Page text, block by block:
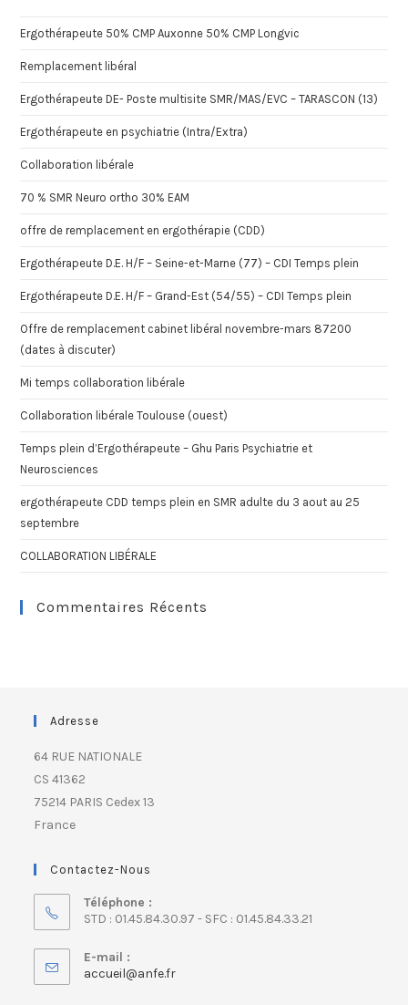
Ergothérapeute 50% CMP Auxonne 50% CMP Longvic
Remplacement libéral
Ergothérapeute DE- Poste multisite SMR/MAS/EVC – TARASCON (13)
Ergothérapeute en psychiatrie (Intra/Extra)
Collaboration libérale
70 % SMR Neuro ortho 30% EAM
offre de remplacement en ergothérapie (CDD)
Ergothérapeute D.E. H/F – Seine-et-Marne (77) – CDI Temps plein
Ergothérapeute D.E. H/F – Grand-Est (54/55) – CDI Temps plein
Offre de remplacement cabinet libéral novembre-mars 87200
(dates à discuter)
Mi temps collaboration libérale
Collaboration libérale Toulouse (ouest)
Temps plein d’Ergothérapeute – Ghu Paris Psychiatrie et
Neurosciences
ergothérapeute CDD temps plein en SMR adulte du 3 aout au 25
septembre
COLLABORATION LIBÉRALE
Commentaires Récents
Adresse
64 RUE NATIONALE
CS 41362
75214 PARIS Cedex 13
France
Contactez-Nous
Téléphone :
STD : 01.45.84.30.97 - SFC : 01.45.84.33.21
E-mail :
accueil@anfe.fr